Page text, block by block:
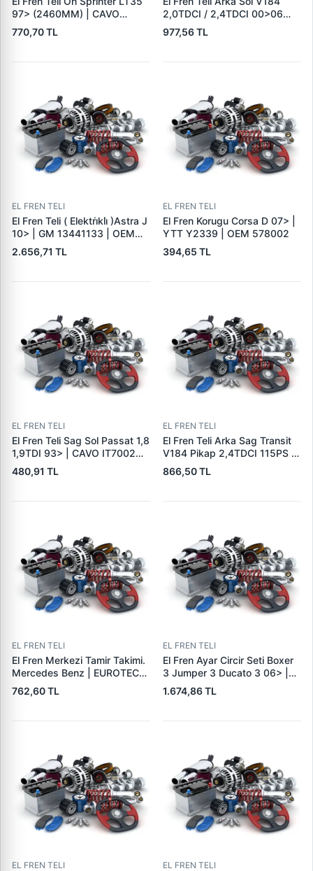
97> (2460MM) | CAVO
IT5502 638 | OEM
2D0609701B A9014202285
770,70 TL
2,0TDCI / 2,4TDCI 00>06
(A,Ceker Arka Tek Teker)
Olcu: 1528 / 1238 | ECEM
CF YC15 2A809 CG 4122075
977,56 TL
EL FREN TELI
El Fren Teli ( Elektri̇kli̇ )Astra J
10> | GM 13441133 | OEM
522134
2.656,71 TL
EL FREN TELI
El Fren Korugu Corsa D 07> |
YTT Y2339 | OEM 578002
394,65 TL
EL FREN TELI
El Fren Teli Sag Sol Passat 1,8
1,9TDI 93> | CAVO IT7002
004 | OEM 3A0609721
3A0609721B
480,91 TL
EL FREN TELI
El Fren Teli Arka Sag Transit
V184 Pikap 2,4TDCI 115PS /
125PS 00>06 (Arkadan
Ceker Tek Teker) Olcu: 1386 /
YC15 2A635 AF 4331041
866,50 TL
EL FREN TELI
El Fren Merkezi Tamir Takimi.
Mercedes Benz | EUROTECH
245.400.2 | OEM
KN065182201 0034307381
762,60 TL
EL FREN TELI
El Fren Ayar Circir Seti Boxer
3 Jumper 3 Ducato 3 06> |
WPI 2831170 | OEM 4341.12
77362111
1.674,86 TL
EL FREN TELI EL FREN TELI